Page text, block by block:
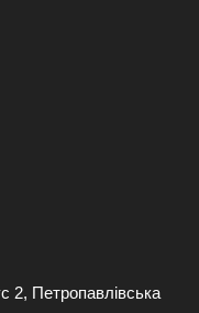
2, Петропавлівська